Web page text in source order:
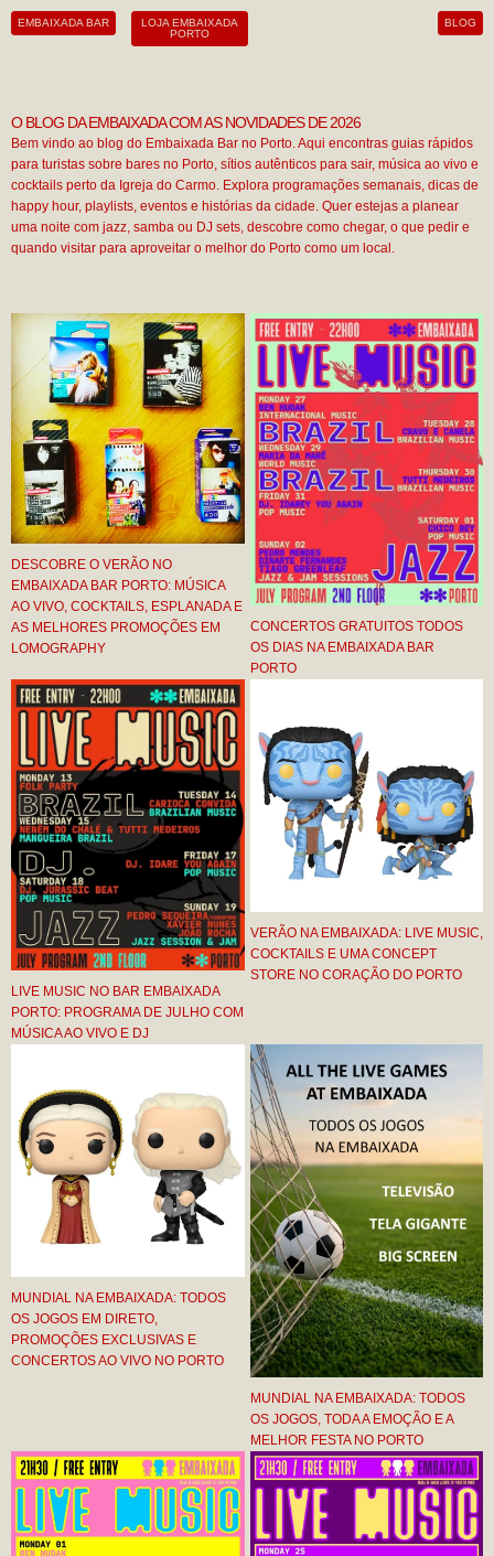
Skip
EMBAIXADA BAR
LOJA EMBAIXADA
PORTO
BLOG
O BLOG DA EMBAIXADA COM AS NOVIDADES DE 2026
Bem vindo ao blog do Embaixada Bar no Porto. Aqui encontras guias rápidos
para turistas sobre bares no Porto, sítios autênticos para sair, música ao vivo e
cocktails perto da Igreja do Carmo. Explora programações semanais, dicas de
happy hour, playlists, eventos e histórias da cidade. Quer estejas a planear
uma noite com jazz, samba ou DJ sets, descobre como chegar, o que pedir e
quando visitar para aproveitar o melhor do Porto como um local.
DESCOBRE O VERÃO NO
EMBAIXADA BAR PORTO: MÚSICA
AO VIVO, COCKTAILS, ESPLANADA E
AS MELHORES PROMOÇÕES EM
LOMOGRAPHY
CONCERTOS GRATUITOS TODOS
OS DIAS NA EMBAIXADA BAR
PORTO
LIVE MUSIC NO BAR EMBAIXADA
PORTO: PROGRAMA DE JULHO COM
MÚSICA AO VIVO E DJ
VERÃO NA EMBAIXADA: LIVE MUSIC,
COCKTAILS E UMA CONCEPT
STORE NO CORAÇÃO DO PORTO
MUNDIAL NA EMBAIXADA: TODOS
OS JOGOS EM DIRETO,
PROMOÇÕES EXCLUSIVAS E
CONCERTOS AO VIVO NO PORTO
MUNDIAL NA EMBAIXADA: TODOS
OS JOGOS, TODA A EMOÇÃO E A
MELHOR FESTA NO PORTO